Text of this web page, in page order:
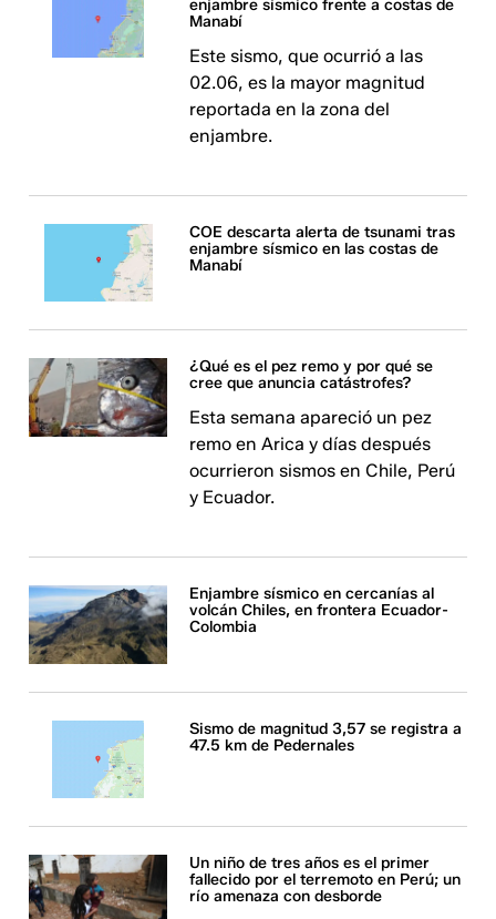
enjambre sísmico frente a costas de
Manabí
Este sismo, que ocurrió a las
02.06, es la mayor magnitud
reportada en la zona del
enjambre.
COE descarta alerta de tsunami tras
enjambre sísmico en las costas de
Manabí
¿Qué es el pez remo y por qué se
cree que anuncia catástrofes?
Esta semana apareció un pez
remo en Arica y días después
ocurrieron sismos en Chile, Perú
y Ecuador.
Enjambre sísmico en cercanías al
volcán Chiles, en frontera Ecuador-
Colombia
Sismo de magnitud 3,57 se registra a
47.5 km de Pedernales
Un niño de tres años es el primer
fallecido por el terremoto en Perú; un
río amenaza con desborde